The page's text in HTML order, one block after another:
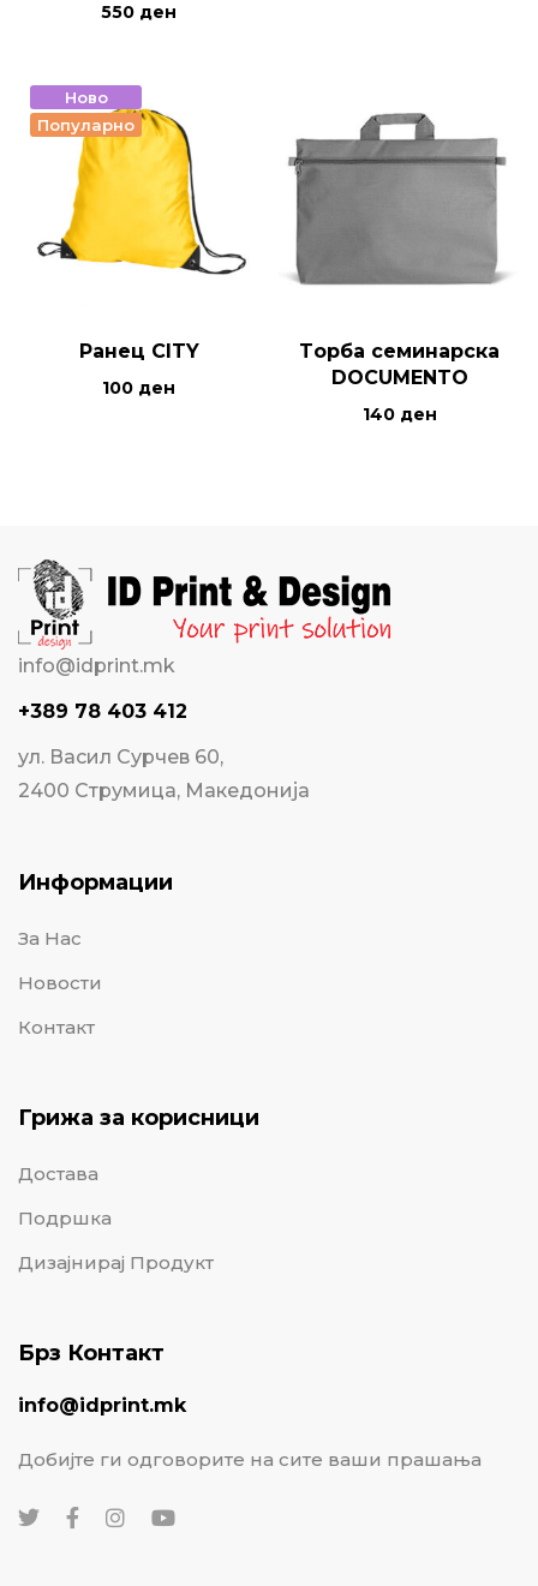
550 ден
Ново
Популарно
Ранец CITY
100 ден
Tорба семинарска
DOCUMENTO
140 ден
info@idprint.mk
+389 78 403 412
ул. Васил Сурчев 60,
2400 Струмица, Македонија
Информации
За Нас
Новости
Контакт
Грижа за корисници
Достава
Подршка
Дизајнирај Продукт
Брз Контакт
info@idprint.mk
Добијте ги одговорите на сите ваши прашања